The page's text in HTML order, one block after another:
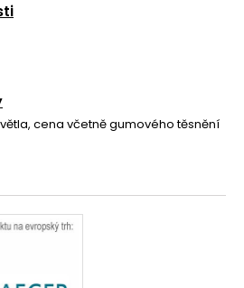
cena včetně gumového těsnění